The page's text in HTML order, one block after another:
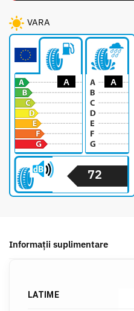
VARA
A A
72
Informații suplimentare
LATIME